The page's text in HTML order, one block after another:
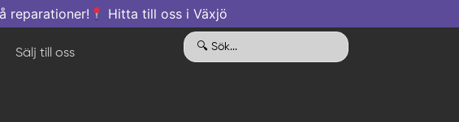
reparationer! Hitta till oss i Växjö
Sälj till oss